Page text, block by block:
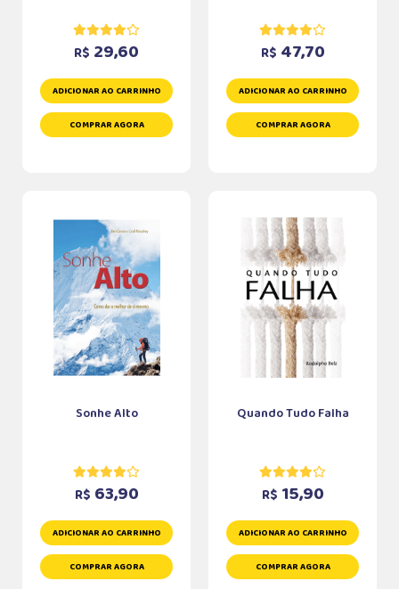
R$ 29,60
ADICIONAR AO CARRINHO
COMPRAR AGORA
R$ 47,70
ADICIONAR AO CARRINHO
COMPRAR AGORA
Sonhe Alto
R$ 63,90
ADICIONAR AO CARRINHO
COMPRAR AGORA
Quando Tudo Falha
R$ 15,90
ADICIONAR AO CARRINHO
COMPRAR AGORA